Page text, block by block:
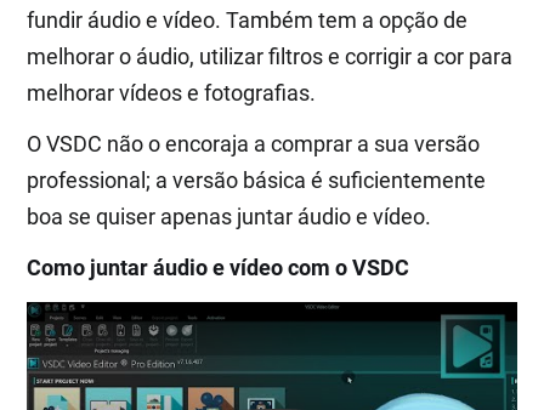
fundir áudio e vídeo. Também tem a opção de
melhorar o áudio, utilizar filtros e corrigir a cor para
melhorar vídeos e fotografias.
O VSDC não o encoraja a comprar a sua versão
professional; a versão básica é suficientemente
boa se quiser apenas juntar áudio e vídeo.
Como juntar áudio e vídeo com o VSDC